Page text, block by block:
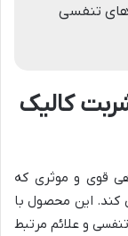
های تنفسی
کالیک
قوی و موثری که
کند. این محصول با
و علائم مرتبط